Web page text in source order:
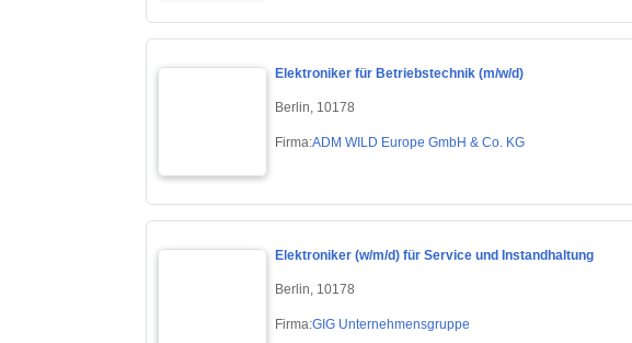
Elektroniker für Betriebstechnik (m/w/d)
Berlin, 10178
Firma:ADM WILD Europe GmbH & Co. KG
Elektroniker (w/m/d) für Service und Instandhaltung
Berlin, 10178
Firma:GIG Unternehmensgruppe